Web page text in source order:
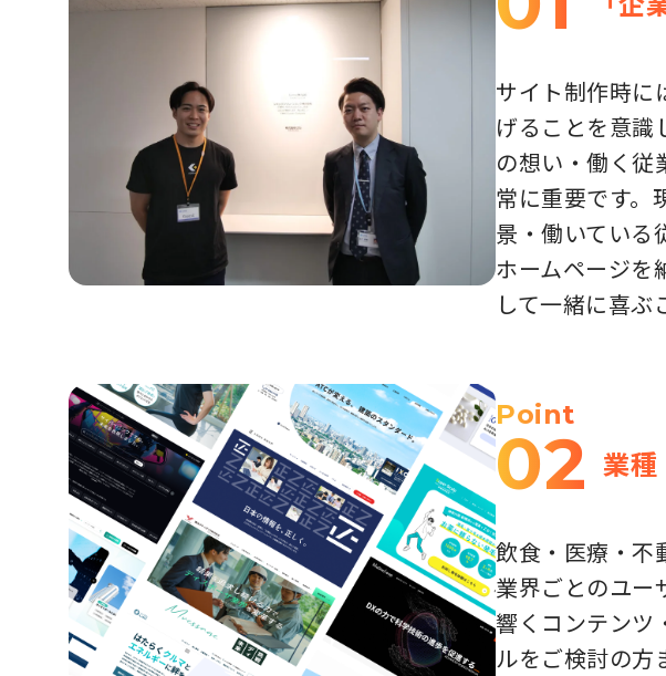
サイト制作時に
げることを意識
の想い・働く従
常に重要です。
景・働いている
ホームページを
して一緒に喜ぶ
Point
02 業種
飲食・医療・不
業界ごとのユー
響くコンテンツ
ルをご検討の方